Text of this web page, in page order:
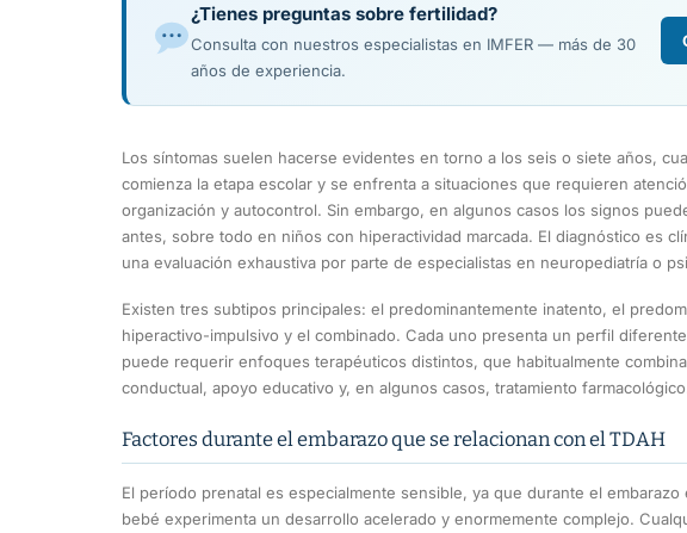
¿Tienes preguntas sobre fertilidad?
Consulta con nuestros especialistas en IMFER — más de 30
años de experiencia.
Los síntomas suelen hacerse evidentes en torno a los seis o siete años,
comienza la etapa escolar y se enfrenta a situaciones que requieren
organización y autocontrol. Sin embargo, en algunos casos los signos
antes, sobre todo en niños con hiperactividad marcada. El diagnóstico es
una evaluación exhaustiva por parte de especialistas en neuropediatría o
Existen tres subtipos principales: el predominantemente inatento, el
hiperactivo-impulsivo y el combinado. Cada uno presenta un perfil
puede requerir enfoques terapéuticos distintos, que habitualmente
conductual, apoyo educativo y, en algunos casos, tratamiento
Factores durante el embarazo que se relacionan con el TDAH
El período prenatal es especialmente sensible, ya que durante el embarazo
bebé experimenta un desarrollo acelerado y enormemente complejo.